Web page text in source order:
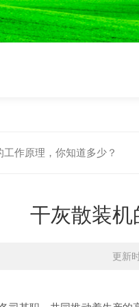
工作原理，你知道多少？
干灰散装
更新